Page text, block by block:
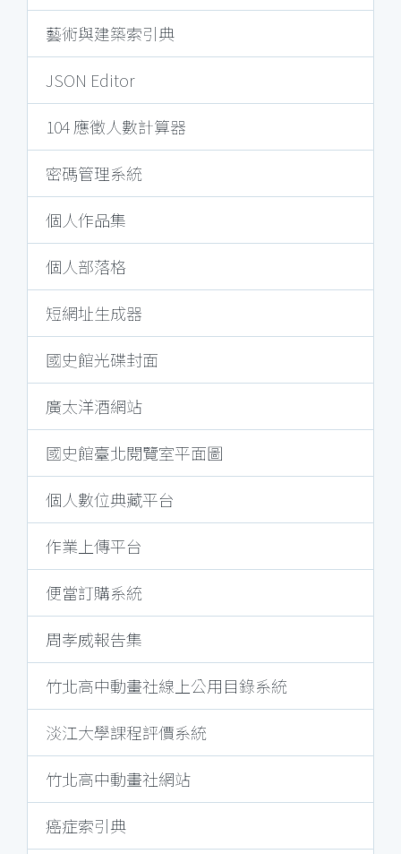
藝術與建築索引典
JSON Editor
104 應徵人數計算器
密碼管理系統
個人作品集
個人部落格
短網址生成器
國史館光碟封面
廣太洋酒網站
國史館臺北閱覽室平面圖
個人數位典藏平台
作業上傳平台
便當訂購系統
周孝威報告集
竹北高中動畫社線上公用目錄系統
淡江大學課程評價系統
竹北高中動畫社網站
癌症索引典